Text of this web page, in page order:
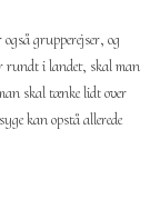
grupperejser, og
rundt i landet, skal man
skal tænke lidt over
kan opstå allerede